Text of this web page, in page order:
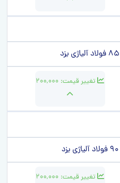
تغییر قیمت: 200,000
تغییر قیمت: 200,000